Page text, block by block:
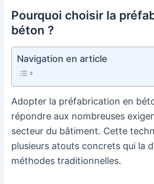
Pourquoi choisir la
béton ?
Navigation en article
Adopter la préfabrication en
répondre aux nombreuses
secteur du bâtiment. Cette
plusieurs atouts concrets qui la
méthodes traditionnelles.